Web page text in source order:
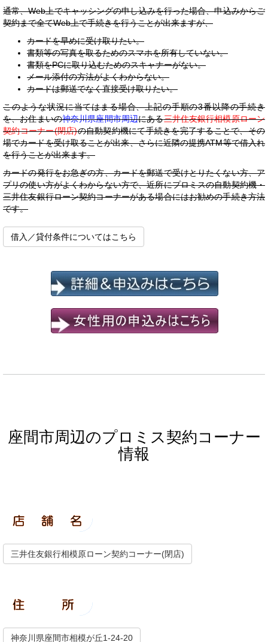
通常、Web上でキャッシングの申し込みを行った場合、申込みからご
契約まで全てWeb上で手続きを行うことが出来ますが、
カードを早めに受け取りたい。
書類等の写真を取るためのスマホを所有していない。
書類をPCに取り込むためのスキャナーがない。
メール添付の方法がよくわからない。
カードは郵送でなく直接受け取りたい。
このような状況に当てはまる場合、上記の手順の3番以降の手続き
を、お住まいの神奈川県座間市周辺にある三井住友銀行相模原ローン
契約コーナー(閉店)の自動契約機にて手続きを完了することで、その
場でカードを受け取ることが出来、さらに近隣の提携ATM等で借入れ
を行うことが出来ます。
カードの発行をお急ぎの方、カードを郵送で受けとりたくない方、ア
プリの使い方がよくわからない方で、近所にプロミスの自動契約機・
三井住友銀行ローン契約コーナーがある場合にはお勧めの手続き方法
です。
借入／貸付条件についてはこちら
座間市周辺のプロミス契約コーナー
情報
三井住友銀行相模原ローン契約コーナー(閉店)
神奈川県座間市相模が丘1-24-20